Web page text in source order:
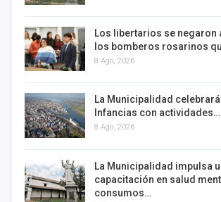
Los libertarios se negaron
los bomberos rosarinos
8 Ago, 2026
La Municipalidad
Infancias con actividades…
8 Ago, 2026
La Municipalidad impulsa
capacitación en salud
consumos…